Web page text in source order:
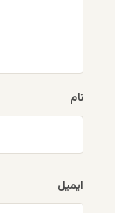
نام
ایمیل